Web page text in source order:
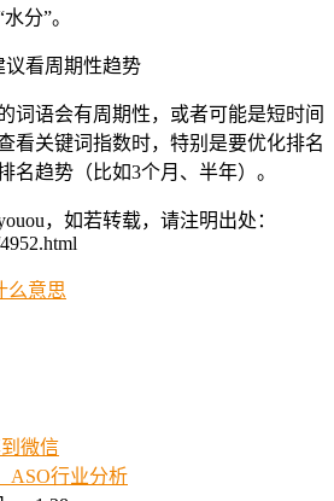
分”。
议看周期性趋势
词语会有周期性，或者可能是短时间
看关键词指数时，特别是要优化排名
名趋势（比如3个月、半年）。
，如若转载，请注明出处：
么意思
微信
ASO行业分析